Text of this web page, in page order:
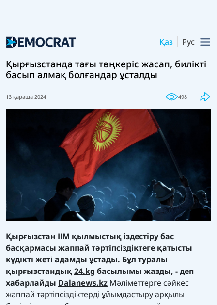
Қаз Рус
Қырғызстанда тағы төңкеріс жасап, билікті
басып алмақ болғандар ұсталды
13 қараша 2024 498
Қырғызстан ІІМ қылмыстық іздестіру бас
басқармасы жаппай тәртіпсіздіктеге қатысты
күдікті жеті адамды ұстады. Бұл туралы
қырғызстандық24.kg басылымы жазды, - деп
хабарлайды Dalanews.kz Мәліметтерге сәйкес
жаппай тәртіпсіздіктерді ұйымдастыру арқылы